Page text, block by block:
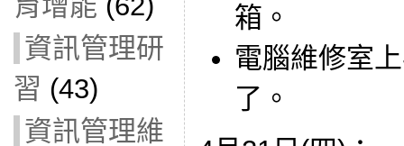
資訊管理研
習 (43)
資訊管理維
箱。
電腦維修室
了。